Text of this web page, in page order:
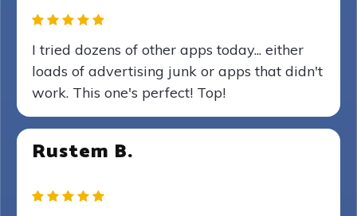
I tried dozens of other apps today... either
loads of advertising junk or apps that didn't
work. This one's perfect! Top!
Rustem B.